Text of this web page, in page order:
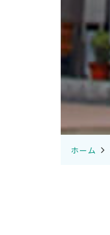
ホーム